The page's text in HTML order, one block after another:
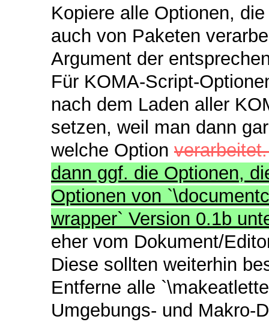
Kopiere alle Optionen,
auch von Paketen
Argument der
Für KOMA-Script-
nach dem Laden aller
setzen, weil man dann
welche Option
dann ggf. die Optionen,
Optionen von
wrapper` Version 0.1b
eher vom Dokument/
Diese sollten weiterhin
Entferne alle
Umgebungs- und Makro-